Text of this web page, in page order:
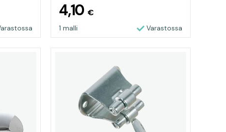
4,10 €
1 malli Varastossa